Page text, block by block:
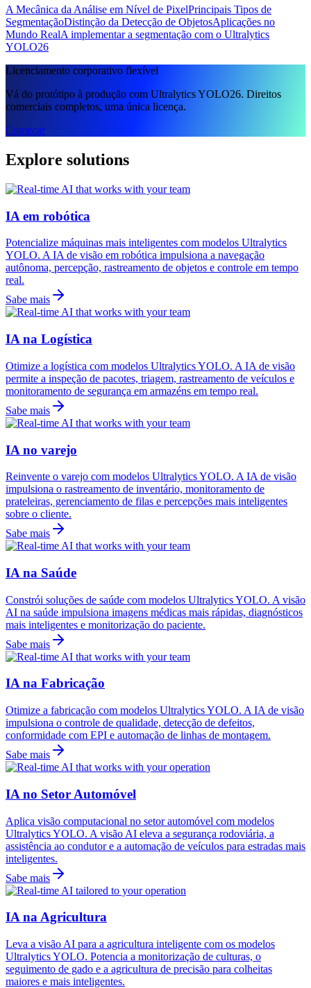
A Mecânica da Análise em Nível de PixelPrincipais Tipos de
SegmentaçãoDistinção da Detecção de ObjetosAplicações no
Mundo RealA implementar a segmentação com o Ultralytics
YOLO26
Licenciamento corporativo flexível
Vá do protótipo à produção com Ultralytics YOLO26. Direitos
comerciais completos, uma única licença.
Começar
Explore solutions
IA em robótica
Potencialize máquinas mais inteligentes com modelos Ultralytics
YOLO. A IA de visão em robótica impulsiona a navegação
autônoma, percepção, rastreamento de objetos e controle em tempo
real.
Sabe mais
IA na Logística
Otimize a logística com modelos Ultralytics YOLO. A IA de visão
permite a inspeção de pacotes, triagem, rastreamento de veículos e
monitoramento de segurança em armazéns em tempo real.
Sabe mais
IA no varejo
Reinvente o varejo com modelos Ultralytics YOLO. A IA de visão
impulsiona o rastreamento de inventário, monitoramento de
prateleiras, gerenciamento de filas e percepções mais inteligentes
sobre o cliente.
Sabe mais
IA na Saúde
Constrói soluções de saúde com modelos Ultralytics YOLO. A visão
AI na saúde impulsiona imagens médicas mais rápidas, diagnósticos
mais inteligentes e monitorização do paciente.
Sabe mais
IA na Fabricação
Otimize a fabricação com modelos Ultralytics YOLO. A IA de visão
impulsiona o controle de qualidade, detecção de defeitos,
conformidade com EPI e automação de linhas de montagem.
Sabe mais
IA no Setor Automóvel
Aplica visão computacional no setor automóvel com modelos
Ultralytics YOLO. A visão AI eleva a segurança rodoviária, a
assistência ao condutor e a automação de veículos para estradas mais
inteligentes.
Sabe mais
IA na Agricultura
Leva a visão AI para a agricultura inteligente com os modelos
Ultralytics YOLO. Potencia a monitorização de culturas, o
seguimento de gado e a agricultura de precisão para colheitas
maiores e mais inteligentes.